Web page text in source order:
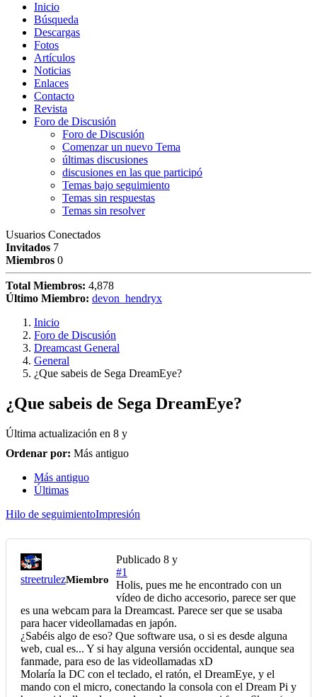
Inicio
Búsqueda
Descargas
Fotos
Artículos
Noticias
Enlaces
Contacto
Revista
Foro de Discusión
Foro de Discusión
Comenzar un nuevo Tema
últimas discusiones
discusiones en las que participó
Temas bajo seguimiento
Temas sin respuestas
Temas sin resolver
Usuarios Conectados
Invitados 7
Miembros 0
Total Miembros: 4,878
Último Miembro: devon_hendryx
Inicio
Foro de Discusión
Dreamcast General
General
¿Que sabeis de Sega DreamEye?
¿Que sabeis de Sega DreamEye?
Última actualización en 8 y
Ordenar por: Más antiguo
Más antiguo
Últimas
Hilo de seguimientoImpresión
streetrulezMiembro
Publicado 8 y
#1
Holis, pues me he encontrado con un
vídeo de dicho accesorio, parece ser que
es una webcam para la Dreamcast. Parece ser que se usaba
para hacer videollamadas en japón.
¿Sabéis algo de eso? Que software usa, o si es desde alguna
web, cual es... Y si hay alguna versión occidental, aunque sea
fanmade, para eso de las videollamadas xD
Molaría la DC con el teclado, el ratón, el DreamEye, y el
mando con el micro, conectando la consola con el Dream Pi y